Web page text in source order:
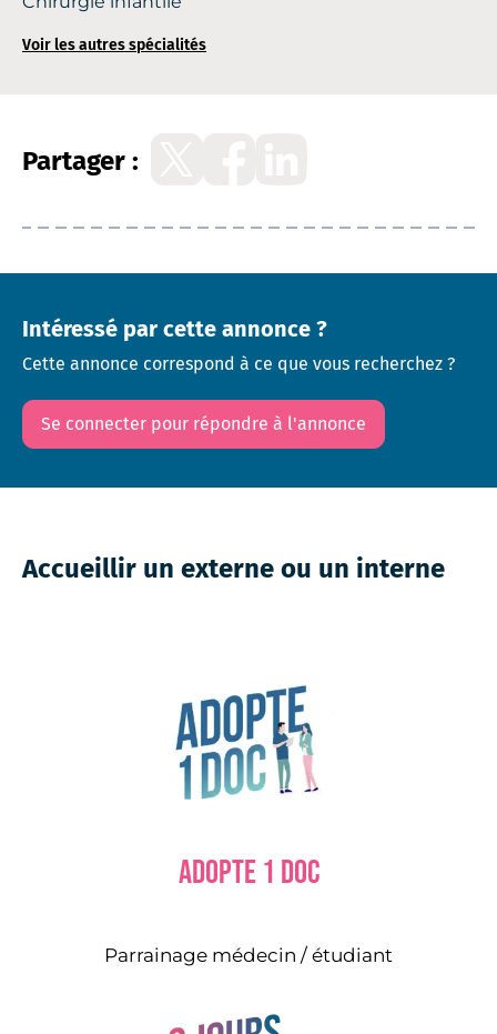
Voir les autres spécialités
Partager :
Intéressé par cette annonce ?
Cette annonce correspond à ce que vous recherchez ?
Se connecter pour répondre à l'annonce
Accueillir un externe ou un interne
Adopte 1 doc
Parrainage médecin / étudiant